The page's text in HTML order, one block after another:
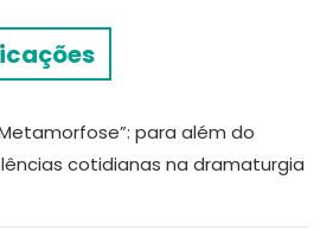
para além do
cotidianas na dramaturgia